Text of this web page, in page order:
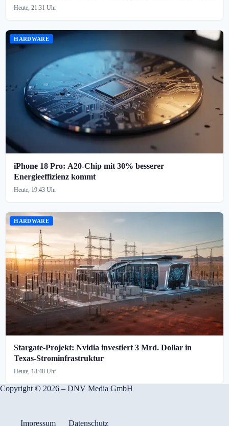
Heute, 21:31 Uhr
HARDWARE
iPhone 18 Pro: A20-Chip mit 30% besserer
Energieeffizienz kommt
Heute, 19:43 Uhr
HARDWARE
Stargate-Projekt: Nvidia investiert 3 Mrd. Dollar in
Texas-Strominfrastruktur
Heute, 18:48 Uhr
Copyright © 2026 – DNV Media GmbH
Impressum Datenschutz